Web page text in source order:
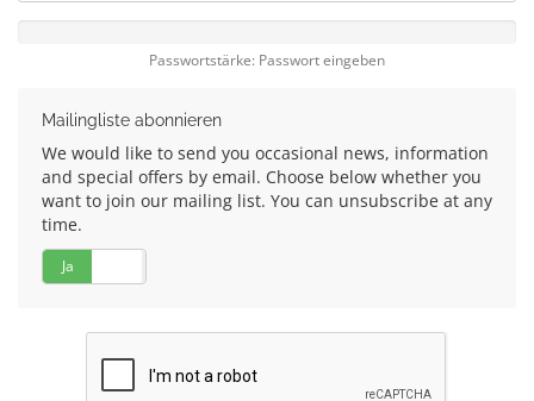
Passwortstärke: Passwort eingeben
Mailingliste abonnieren
We would like to send you occasional news, information
and special offers by email. Choose below whether you
want to join our mailing list. You can unsubscribe at any
time.
Ja